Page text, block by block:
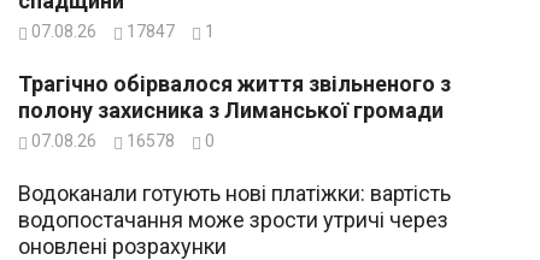
07.08.26 17847 1
Трагічно обірвалося життя звільненого з
полону захисника з Лиманської громади
07.08.26 16578 0
Водоканали готують нові платіжки: вартість
водопостачання може зрости утричі через
оновлені розрахунки